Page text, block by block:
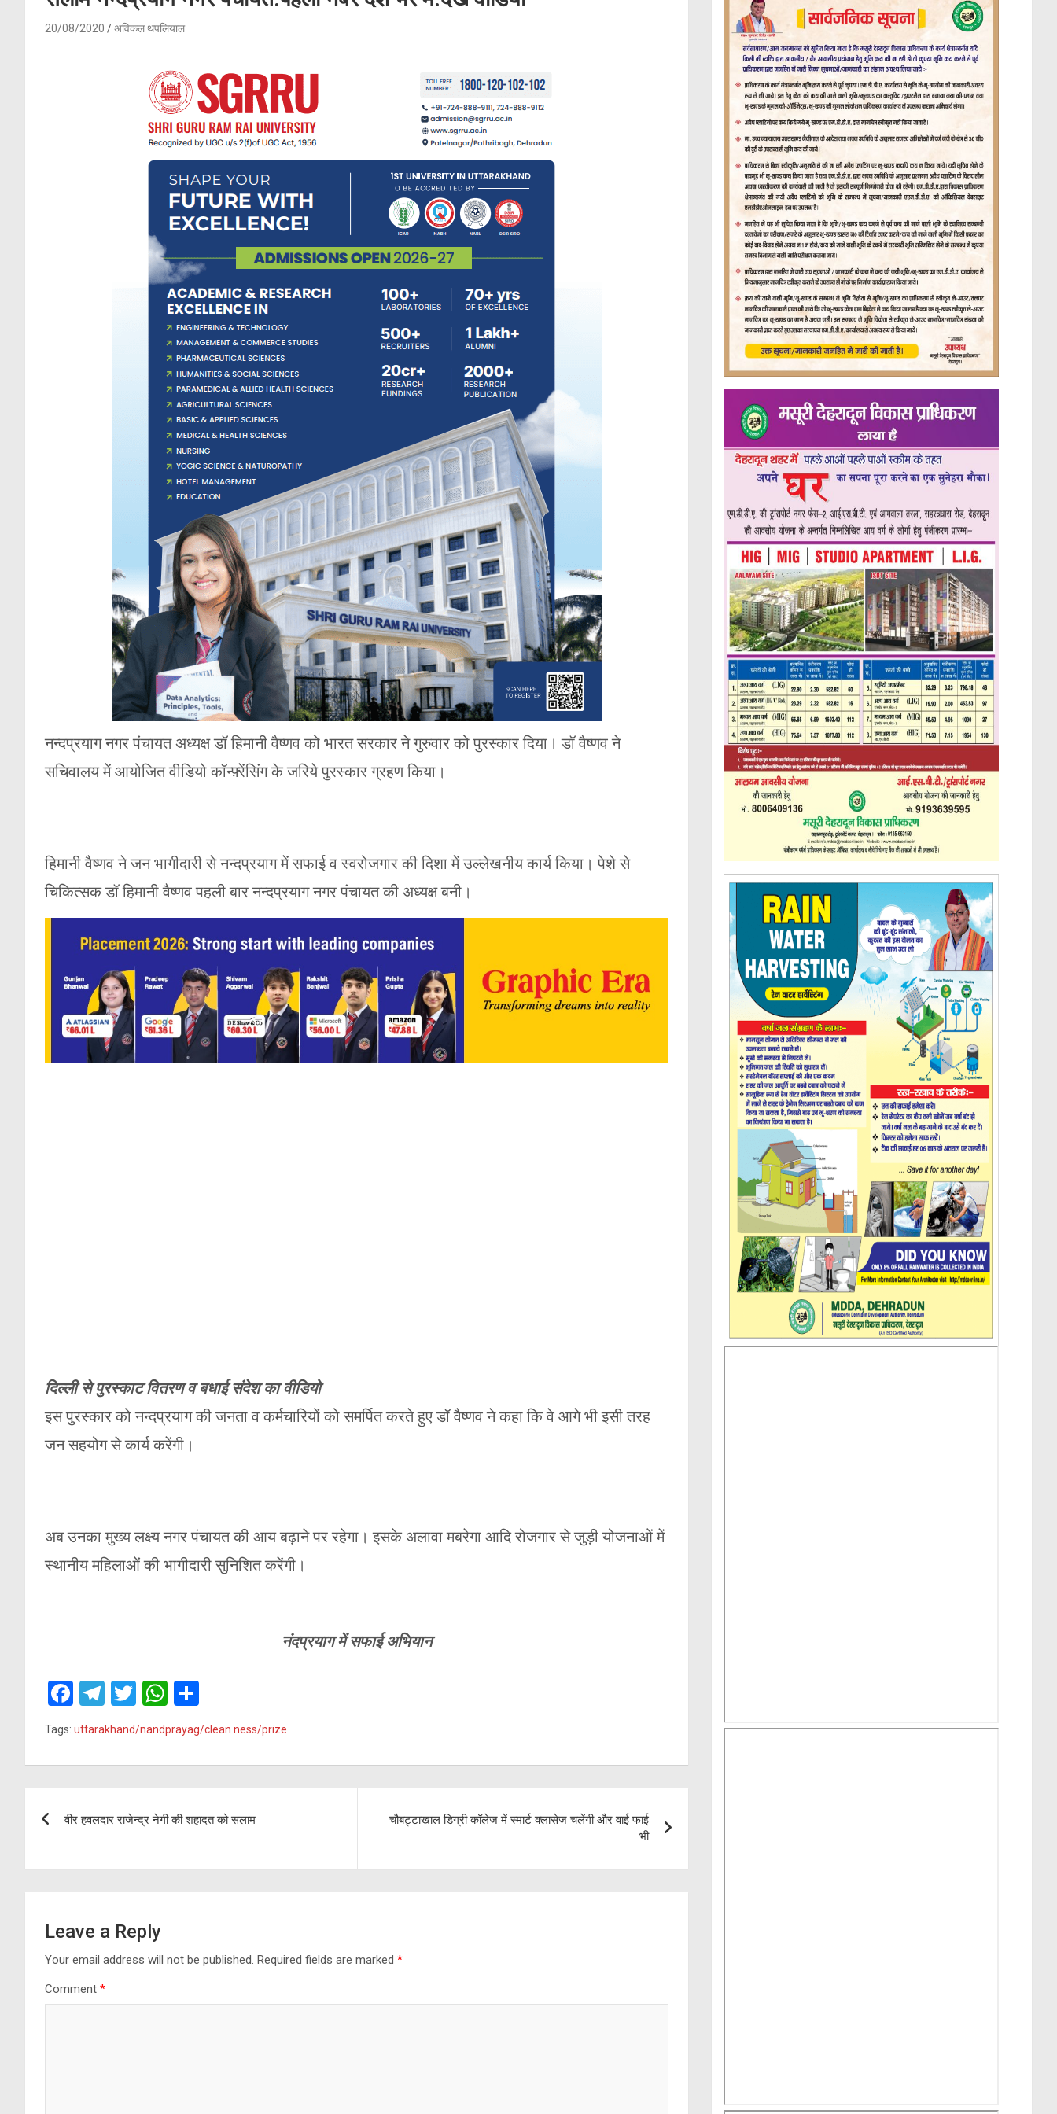
20/08/2020 अविकल थपलियाल
नन्दप्रयाग नगर पंचायत अध्यक्ष डॉ हिमानी वैष्णव को भारत सरकार ने गुरुवार को पुरस्कार दिया। डॉ वैष्णव ने
सचिवालय में आयोजित वीडियो कॉन्फ़्रेंसिंग के जरिये पुरस्कार ग्रहण किया।
हिमानी वैष्णव ने जन भागीदारी से नन्दप्रयाग में सफाई व स्वरोजगार की दिशा में उल्लेखनीय कार्य किया। पेशे से
चिकित्सक डॉ हिमानी वैष्णव पहली बार नन्दप्रयाग नगर पंचायत की अध्यक्ष बनी।
दिल्ली से पुरस्काट वितरण व बधाई संदेश का वीडियो
इस पुरस्कार को नन्दप्रयाग की जनता व कर्मचारियों को समर्पित करते हुए डॉ वैष्णव ने कहा कि वे आगे भी इसी तरह
जन सहयोग से कार्य करेंगी।
अब उनका मुख्य लक्ष्य नगर पंचायत की आय बढ़ाने पर रहेगा। इसके अलावा मबरेगा आदि रोजगार से जुड़ी योजनाओं में
स्थानीय महिलाओं की भागीदारी सुनिशित करेंगी।
नंदप्रयाग में सफाई अभियान
F
a
ce
b
o
T
el
e
gr
m
T
wi
tt
er
W
at
s
p
h
ar
e
Tags: uttarakhand/nandprayag/clean ness/prize
वीर हवलदार राजेन्द्र नेगी की शहादत को सलाम
चौबट्टाखाल डिग्री कॉलेज में स्मार्ट क्लासेज चलेंगी और वाई फाई
भी
Leave a Reply
Your email address will not be published. Required fields are marked *
Comment *